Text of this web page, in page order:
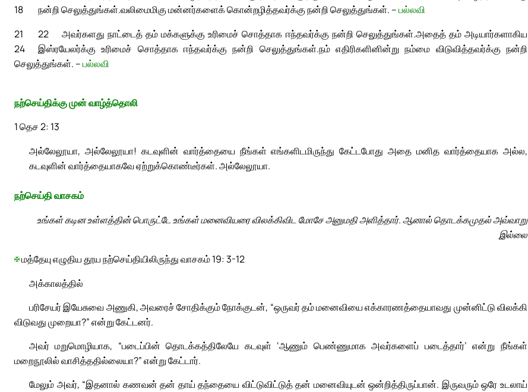
நன்றி செலுத்துங்கள்.
18 வலிமைமிகு மன்னர்களைக் கொன்றழித்தவர்க்கு நன்றி செலுத்துங்கள். –பல்லவி
21
அவர்களது நாட்டைத் தம் மக்களுக்கு உரிமைச் சொத்தாக ஈந்தவர்க்கு நன்றி செலுத்துங்கள்.
22
அதைத் தம் அடியார்களாகிய
இஸ்ரயேலர்க்கு உரிமைச் சொத்தாக ஈந்தவர்க்கு நன்றி செலுத்துங்கள்.
24
நம் எதிரிகளினின்று நம்மை விடுவித்தவர்க்கு நன்றி
செலுத்துங்கள். –பல்லவி
நற்செய்திக்கு முன் வாழ்த்தொலி
1 தெச 2: 13
அல்லேலூயா, அல்லேலூயா! கடவுளின் வார்த்தையை நீங்கள் எங்களிடமிருந்து கேட்டபோது அதை மனித வார்த்தையாக அல்ல,
கடவுளின் வார்த்தையாகவே ஏற்றுக்கொண்டீர்கள். அல்லேலூயா.
நற்செய்தி வாசகம்
உங்கள் கடின உள்ளத்தின் பொருட்டே உங்கள் மனைவியரை விலக்கிவிட மோசே அனுமதி அளித்தார். ஆனால் தொடக்கமுதல் அவ்வாறு
இல்லை
✠மத்தேயு எழுதிய தூய நற்செய்தியிலிருந்து வாசகம் 19: 3-12
அக்காலத்தில்
பரிசேயர் இயேசுவை அணுகி, அவரைச் சோதிக்கும் நோக்குடன், “ஒருவர் தம் மனைவியை எக்காரணத்தையாவது முன்னிட்டு விலக்கி
விடுவது முறையா?” என்று கேட்டனர்.
அவர் மறுமொழியாக, “படைப்பின் தொடக்கத்திலேயே கடவுள் ‘ஆணும் பெண்ணுமாக அவர்களைப் படைத்தார்’ என்று நீங்கள்
மறைநூலில் வாசித்ததில்லையா?” என்று கேட்டார்.
மேலும் அவர், “இதனால் கணவன் தன் தாய் தந்தையை விட்டுவிட்டுத் தன் மனைவியுடன் ஒன்றித்திருப்பான். இருவரும் ஒரே உடலாய்